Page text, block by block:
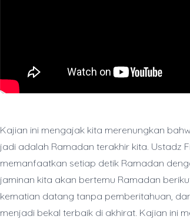
Kajian ini mengajak kita merenungkan
jadi adalah Ramadan terakhir kita. Ustadz
memanfaatkan setiap detik Ramadan
jaminan kita akan bertemu Ramadan
kematian datang tanpa pemberitahuan,
menjadi bekal terbaik di akhirat. Kajian ini